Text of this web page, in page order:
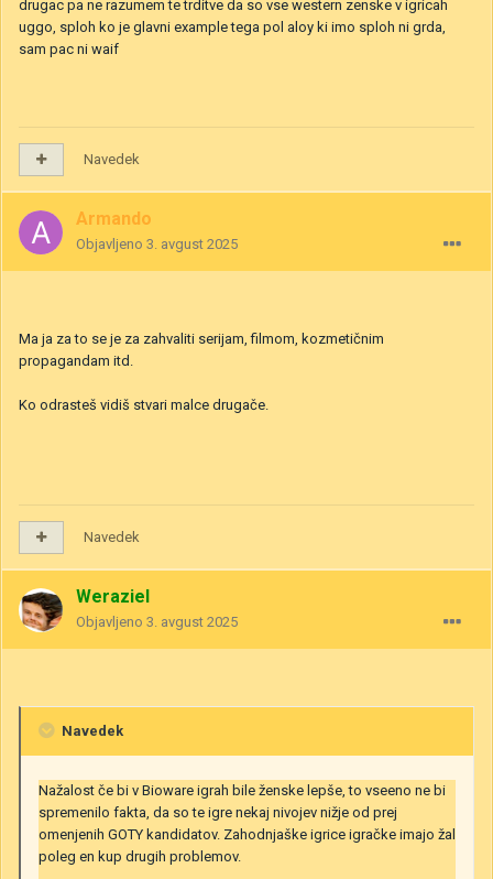
drugac pa ne razumem te trditve da so vse western zenske v igricah
uggo, sploh ko je glavni example tega pol aloy ki imo sploh ni grda,
sam pac ni waif
Navedek
Armando
Objavljeno 3. avgust 2025
Ma ja za to se je za zahvaliti serijam, filmom, kozmetičnim
propagandam itd.
Ko odrasteš vidiš stvari malce drugače.
Navedek
Weraziel
Objavljeno 3. avgust 2025
Navedek
Nažalost če bi v Bioware igrah bile ženske lepše, to vseeno ne bi
spremenilo fakta, da so te igre nekaj nivojev nižje od prej
omenjenih GOTY kandidatov. Zahodnjaške igrice igračke imajo žal
poleg en kup drugih problemov.